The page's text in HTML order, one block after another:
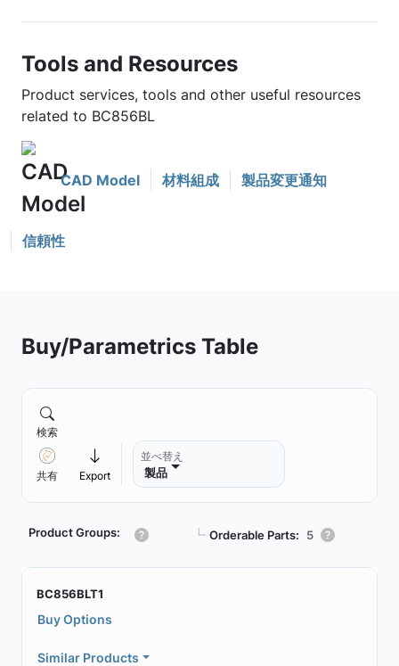
Tools and Resources
Product services, tools and other useful resources
related to BC856BL
CAD Model 材料組成 製品変更通知
信頼性
Buy/Parametrics Table
検索
共有 Export
並べ替え
製品
Product Groups: ┗ Orderable Parts: 5
BC856BLT1
Buy Options
Similar Products